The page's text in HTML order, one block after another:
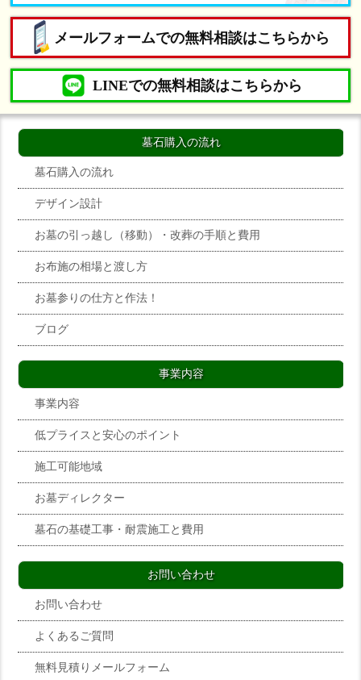
メールフォームでの無料相談はこちらから
LINEでの無料相談はこちらから
墓石購入の流れ
墓石購入の流れ
デザイン設計
お墓の引っ越し（移動）・改葬の手順と費用
お布施の相場と渡し方
お墓参りの仕方と作法！
ブログ
事業内容
事業内容
低プライスと安心のポイント
施工可能地域
お墓ディレクター
墓石の基礎工事・耐震施工と費用
お問い合わせ
お問い合わせ
よくあるご質問
無料見積りメールフォーム